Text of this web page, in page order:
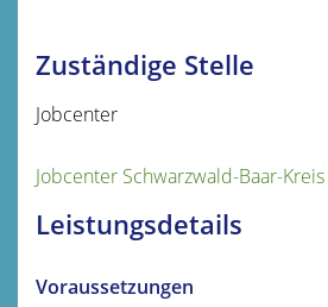
Zuständige Stelle
Jobcenter
Jobcenter Schwarzwald-Baar-Kreis
Leistungsdetails
Voraussetzungen